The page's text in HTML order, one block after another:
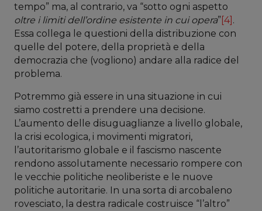
tempo” ma, al contrario, va “sotto ogni aspetto
oltre i limiti dell’ordine esistente in cui opera” [4] .
Essa collega le questioni della distribuzione con
quelle del potere, della proprietà e della
democrazia che (vogliono) andare alla radice del
problema.
Potremmo già essere in una situazione in cui
siamo costretti a prendere una decisione.
L’aumento delle disuguaglianze a livello globale,
la crisi ecologica, i movimenti migratori,
l’autoritarismo globale e il fascismo nascente
rendono assolutamente necessario rompere con
le vecchie politiche neoliberiste e le nuove
politiche autoritarie. In una sorta di arcobaleno
rovesciato, la destra radicale costruisce “l’altro”